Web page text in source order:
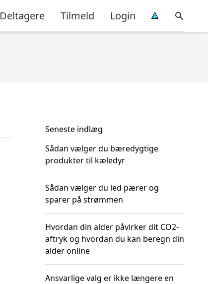
Deltagere Tilmeld Login
Seneste indlæg
Sådan vælger du bæredygtige
produkter til kæledyr
Sådan vælger du led pærer og
sparer på strømmen
Hvordan din alder påvirker dit CO2-
aftryk og hvordan du kan beregn din
alder online
Ansvarlige valg er ikke længere en